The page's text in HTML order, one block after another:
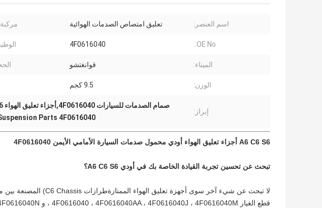
اسم العنصر: تعليق امتصاص الصدمات الهوائية
OE No.:
4F0616040
الميناء: قوانغتشو
الوزن: 9.5 كجم
إبراز:
صمام الصدمات للسيارات 4F0616040,أجزاء تعليق الهواء Audi 4F0616040,S6 أجزاء تعليق الهواء أودي
Parts 4F0616040
A6 C6 S6 أجزاء تعليق الهواء أودي محمول صدمات السيارة الأمامي الأيمن 4F0616040
تبحث عن تحسين تجربة القيادة الخاصة بك في أودي A6 C6 S6؟
قطع الغيار 4F0616040 ، 4F0616040AA ، 4F0616040J ، 4F0616040M ، و 4F0616040N ، مما يضمن التوافق الدقيق والأداء الأمثل.